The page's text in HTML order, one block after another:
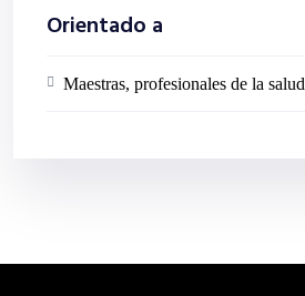
Orientado a
Maestras, profesionales de la